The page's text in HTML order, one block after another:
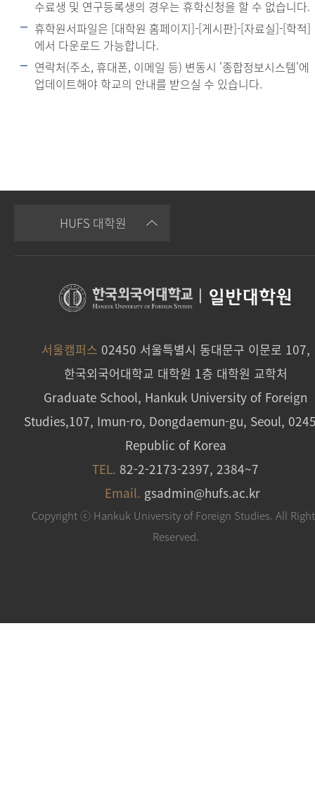
수료생 및 연구등록생의 경우는 휴학신청을 할 수 없습니다.
휴학원서파일은 [대학원 홈페이지]-[게시판]-[자료실]-[학적]
에서 다운로드 가능합니다.
연락처(주소, 휴대폰, 이메일 등) 변동시 '종합정보시스템'에
업데이트해야 학교의 안내를 받으실 수 있습니다.
HUFS 대학원
일반대학원
서울캠퍼스 02450 서울특별시 동대문구 이문로 107,
한국외국어대학교 대학원 1층 대학원 교학처
Graduate School, Hankuk University of Foreign
Studies,107, Imun-ro, Dongdaemun-gu, Seoul,
Republic of Korea
TEL. 82-2-2173-2397, 2384~7
Email. gsadmin@hufs.ac.kr
Copyright ⓒ Hankuk University of Foreign Studies. All
Reserved.